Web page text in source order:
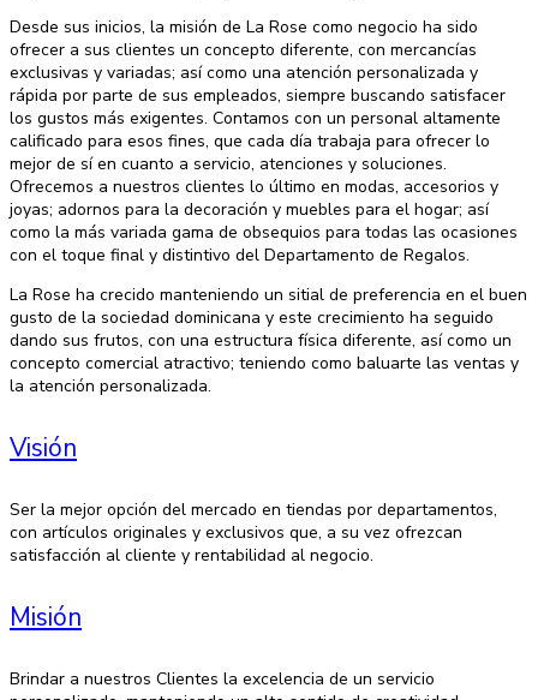
Desde sus inicios, la misión de La Rose como negocio ha sido
ofrecer a sus clientes un concepto diferente, con mercancías
exclusivas y variadas; así como una atención personalizada y
rápida por parte de sus empleados, siempre buscando satisfacer
los gustos más exigentes. Contamos con un personal altamente
calificado para esos fines, que cada día trabaja para ofrecer lo
mejor de sí en cuanto a servicio, atenciones y soluciones.
Ofrecemos a nuestros clientes lo último en modas, accesorios y
joyas; adornos para la decoración y muebles para el hogar; así
como la más variada gama de obsequios para todas las ocasiones
con el toque final y distintivo del Departamento de Regalos.
La Rose ha crecido manteniendo un sitial de preferencia en el buen
gusto de la sociedad dominicana y este crecimiento ha seguido
dando sus frutos, con una estructura física diferente, así como un
concepto comercial atractivo; teniendo como baluarte las ventas y
la atención personalizada.
Visión
Ser la mejor opción del mercado en tiendas por departamentos,
con artículos originales y exclusivos que, a su vez ofrezcan
satisfacción al cliente y rentabilidad al negocio.
Misión
Brindar a nuestros Clientes la excelencia de un servicio